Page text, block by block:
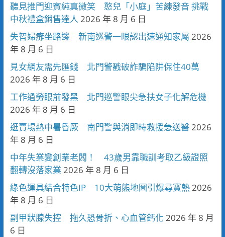
聽見推門迎賓純真微笑 憨兒「小庭」苦練發音 挑戰
中秋禮盒銷售達人 2026 年 8 月 6 日
失智婦癱坐路邊 新南巡警一眼認出速通知家屬 2026
年 8 月 6 日
見女網友需先匯錢 北門警戳破詐騙陷阱保住40萬
2026 年 8 月 6 日
工作過勞眼前發黑 北門巡警眼尖急扶女子化解危機
2026 年 8 月 6 日
逛賣場熱中暑昏厥 南門警與消即時救援急送醫2026
年 8 月 6 日
中年失業變創業老闆！ 43歲男靠職訓考取乙級證照
翻轉沒落家業 2026 年 8 月 6 日
綠色運具結合特色IP 10大萌熊地圖引爆尋寶熱2026
年 8 月 6 日
副甲狀腺失控 拖久恐骨折、心血管鈣化 2026 年 8 月
6 日